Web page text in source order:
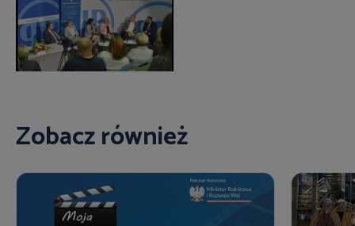
Zobacz również